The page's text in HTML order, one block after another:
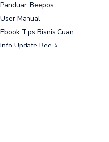
Panduan Beepos
User Manual
Ebook Tips Bisnis Cuan
Info Update Bee ⭐